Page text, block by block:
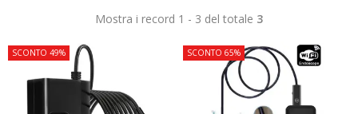
Mostra i record 1 - 3 del totale 3
SCONTO 49% SCONTO 65%